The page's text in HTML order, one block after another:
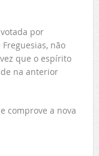
por
não
que o espírito
na anterior
comprove a nova